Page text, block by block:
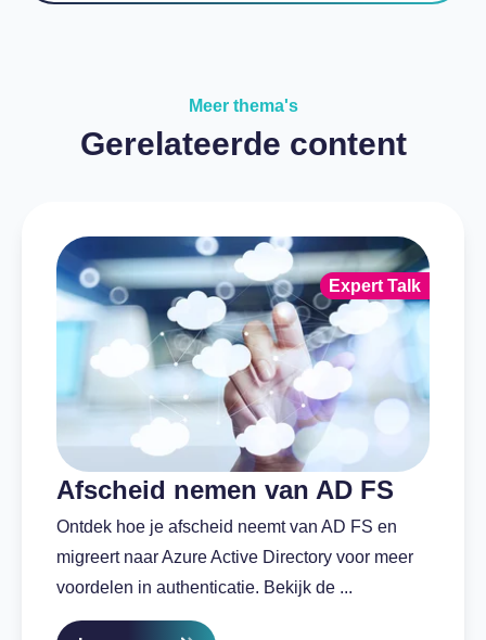
Meer thema's
Gerelateerde content
Afscheid nemen van AD FS
Ontdek hoe je afscheid neemt van AD FS en
migreert naar Azure Active Directory voor meer
voordelen in authenticatie. Bekijk de ...
Expert Talk